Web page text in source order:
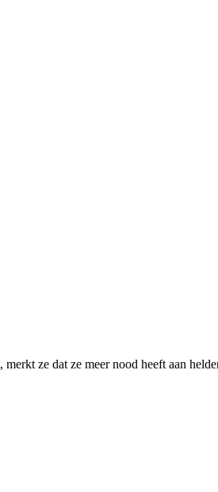
ze dat ze meer nood heeft aan